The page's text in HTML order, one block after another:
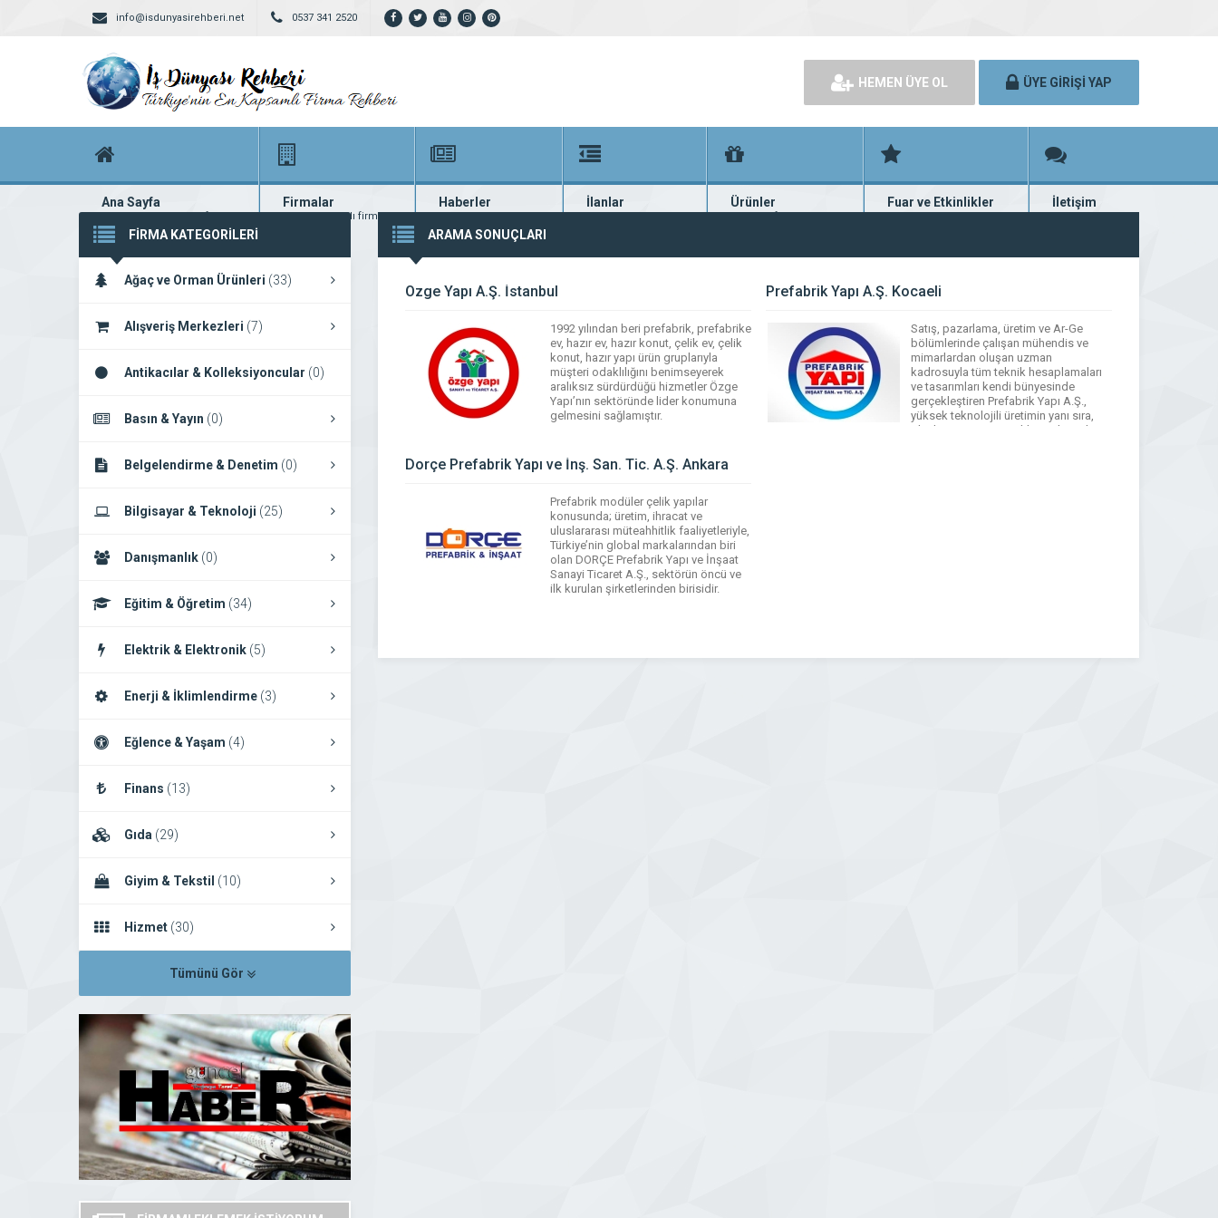
info@isdunyasirehberi.net 0537 341 2520
HEMEN ÜYE OL ÜYE GİRİŞİ YAP
Ana Sayfa
Firma rehberi ana sayfanız
Firmalar
Yüzlerce kayıtlı firma
Haberler
En güncel haberler
İlanlar
Güncel seri ilanlar
Ürünler
Binlerce firma ürünü
Fuar ve Etkinlikler
Fuar ve etkinlik planları
İletişim
Bize ulaşın
FİRMA KATEGORİLERİ
Ağaç ve Orman Ürünleri (33)
Alışveriş Merkezleri (7)
Antikacılar & Kolleksiyoncular (0)
Basın & Yayın (0)
Belgelendirme & Denetim (0)
Bilgisayar & Teknoloji (25)
Danışmanlık (0)
Eğitim & Öğretim (34)
Elektrik & Elektronik (5)
Enerji & İklimlendirme (3)
Eğlence & Yaşam (4)
Finans (13)
Gıda (29)
Giyim & Tekstil (10)
Hizmet (30)
Tümünü Gör
ARAMA SONUÇLARI
Özge Yapı A.Ş. İstanbul
1992 yılından beri prefabrik, prefabrike
ev, hazır ev, hazır konut, çelik ev, çelik
konut, hazır yapı ürün gruplarıyla
müşteri odaklılığını benimseyerek
aralıksız sürdürdüğü hizmetler Özge
Yapı’nın sektöründe lider konumuna
gelmesini sağlamıştır.
EmailShare
Prefabrik Yapı A.Ş. Kocaeli
Satış, pazarlama, üretim ve Ar-Ge
bölümlerinde çalışan mühendis ve
mimarlardan oluşan uzman
kadrosuyla tüm teknik hesaplamaları
ve tasarımları kendi bünyesinde
gerçekleştiren Prefabrik Yapı A.Ş.,
yüksek teknolojili üretimin yanı sıra,
planlama, tasarım, yükleme, lojistik,
Dorçe Prefabrik Yapı ve İnş. San. Tic. A.Ş. Ankara
Prefabrik modüler çelik yapılar
konusunda; üretim, ihracat ve
uluslararası müteahhitlik faaliyetleriyle,
Türkiye’nin global markalarından biri
olan DORÇE Prefabrik Yapı ve İnşaat
Sanayi Ticaret A.Ş., sektörün öncü ve
ilk kurulan şirketlerinden birisidir.